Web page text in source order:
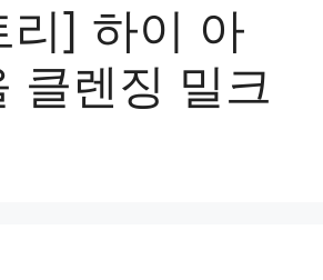
리] 하이 아
클렌징 밀크